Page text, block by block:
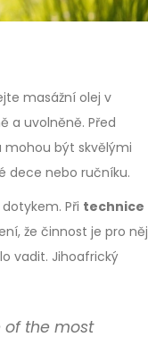
masážní olej v
a uvolněně. Před
být skvělými
dece nebo ručníku.
Při technice
že činnost je pro něj
vadit. Jihoafrický
of the most